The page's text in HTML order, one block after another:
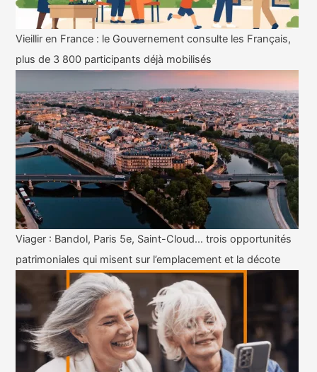
Vieillir en France : le Gouvernement consulte les Français,
plus de 3 800 participants déjà mobilisés
Viager : Bandol, Paris 5e, Saint-Cloud… trois opportunités
patrimoniales qui misent sur l’emplacement et la décote